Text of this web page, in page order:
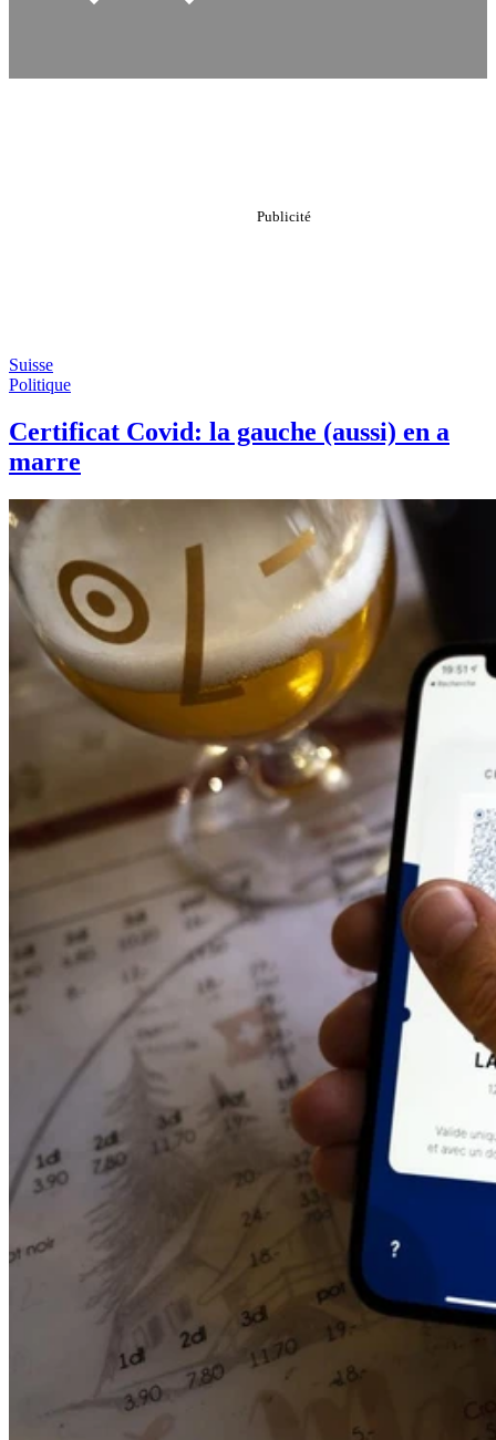
Suisse
Politique
Certificat Covid: la gauche (aussi) en a
marre